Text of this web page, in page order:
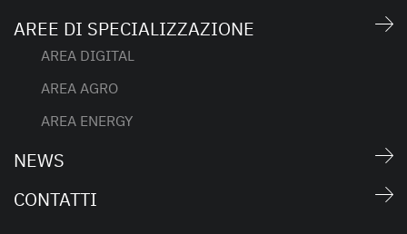
AREE DI SPECIALIZZAZIONE
AREA DIGITAL
AREA AGRO
AREA ENERGY
NEWS
CONTATTI